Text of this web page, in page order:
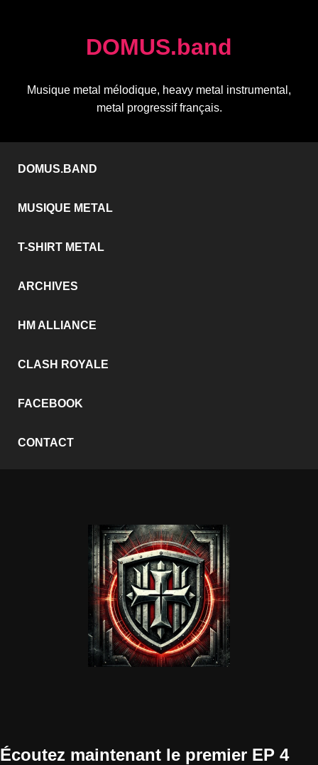
DOMUS.band
Musique metal mélodique, heavy metal instrumental,
metal progressif français.
DOMUS.BAND
MUSIQUE METAL
T-SHIRT METAL
ARCHIVES
HM ALLIANCE
CLASH ROYALE
FACEBOOK
CONTACT
Écoutez maintenant le premier EP 4